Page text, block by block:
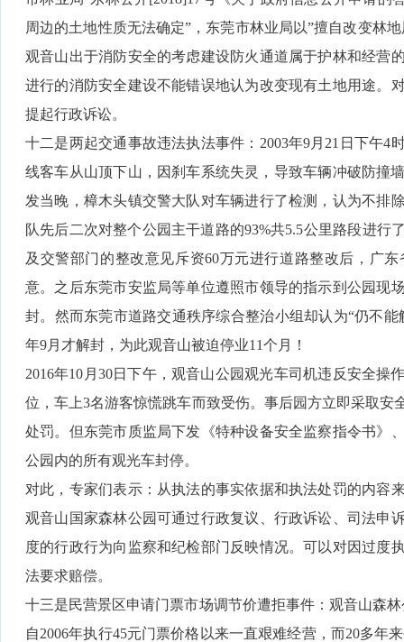
周边的土地性质无法确定”，东莞市林业局以”擅自改变林
观音山出于消防安全的考虑建设防火通道属于护林和经营
进行的消防安全建设不能错误地认为改变现有土地用途。
提起行政诉讼。
十二是两起交通事故违法执法事件：2003年9月21日下午4
线客车从山顶下山，因刹车系统失灵，导致车辆冲破防撞
发当晚，樟木头镇交警大队对车辆进行了检测，认为不排
队先后二次对整个公园主干道路的93%共5.5公里路段进
及交警部门的整改意见斥资60万元进行道路整改后，广
意。之后东莞市安监局等单位遵照市领导的指示到公园现
封。然而东莞市道路交通秩序综合整治小组却认为“仍不
年9月才解封，为此观音山被迫停业11个月！
2016年10月30日下午，观音山公园观光车司机违反安全操
位，车上3名游客惊慌跳车而致受伤。事后园方立即采取
处罚。但东莞市质监局下发《特种设备安全监察指令书》
公园内的所有观光车封停。
对此，专家们表示：从执法的事实依据和执法处罚的内容
观音山国家森林公园可通过行政复议、行政诉讼、司法申
度的行政行为向监察和纪检部门反映情况。可以对因过度
法要求赔偿。
十三是民营景区申请门票市场调节价遭拒事件：观音山森
自2006年执行45元门票价格以来一直艰难经营，而20多年